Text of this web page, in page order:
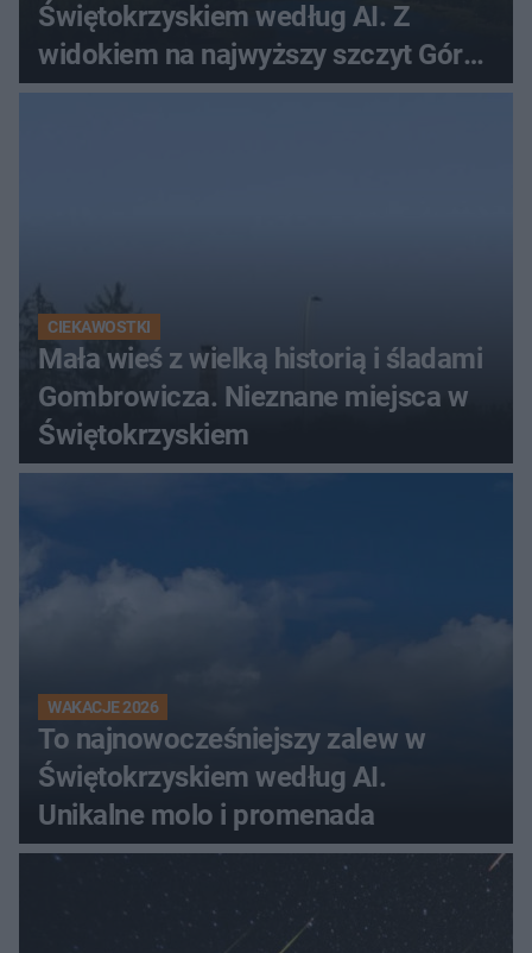
Świętokrzyskiem według AI. Z
widokiem na najwyższy szczyt Gór
Świętokrzyskich
CIEKAWOSTKI
Mała wieś z wielką historią i śladami
Gombrowicza. Nieznane miejsca w
Świętokrzyskiem
WAKACJE 2026
To najnowocześniejszy zalew w
Świętokrzyskiem według AI.
Unikalne molo i promenada